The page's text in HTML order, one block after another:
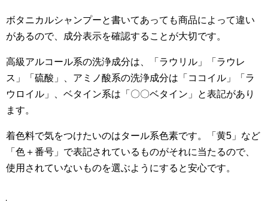
ボタニカルシャンプーと書いてあっても商品によって違い
があるので、成分表示を確認することが大切です。
高級アルコール系の洗浄成分は、「ラウリル」「ラウレ
ス」「硫酸」、アミノ酸系の洗浄成分は「ココイル」「ラ
ウロイル」、ベタイン系は「〇〇ベタイン」と表記があり
ます。
着色料で気をつけたいのはタール系色素です。「黄5」など
「色＋番号」で表記されているものがそれに当たるので、
使用されていないものを選ぶようにすると安心です。